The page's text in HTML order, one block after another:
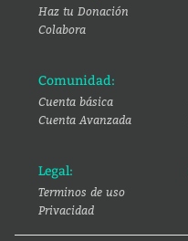
Haz tu Donación
Colabora
Comunidad:
Cuenta básica
Cuenta Avanzada
Legal:
Terminos de uso
Privacidad